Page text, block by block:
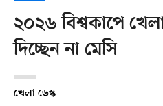
২০২৬ বিশ্বকাপে
দিচ্ছেন না মেসি
খেলা ডেস্ক